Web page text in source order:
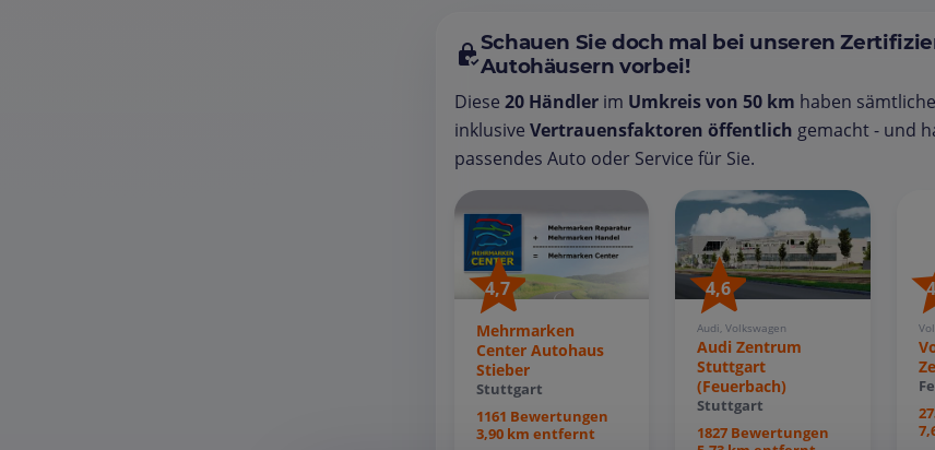
Schauen Sie doch mal bei unseren
Autohäusern vorbei!
Diese 20 Händler im Umkreis von 50 km haben sämtliche
inklusive Vertrauensfaktoren öffentlich gemacht - und
passendes Auto oder Service für Sie.
4,7
Mehrmarken
Center Autohaus
Stieber
Stuttgart
1161 Bewertungen
3,90 km entfernt
4,6
Audi, Volkswagen
Audi Zentrum
Stuttgart
(Feuerbach)
Stuttgart
1827 Bewertungen